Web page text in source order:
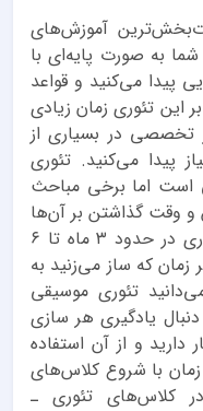
آموزش‌های
به صورت پایه‌ای با
پیدا می‌کنید و قواعد
این تئوری زمان زیادی
تخصصی در بسیاری از
پیدا می‌کنید. تئوری
است اما برخی مباحث
وقت گذاشتن بر آن‌ها
مسلط شد. معمولا تسلط بر این تئوری در حدود ۳ ماه تا ۶
زمان که ساز می‌زنید به
تئوری موسیقی
یادگیری هر سازی
و از آن استفاده
با شروع کلاس‌های
کلاس‌های تئوری ـ‌